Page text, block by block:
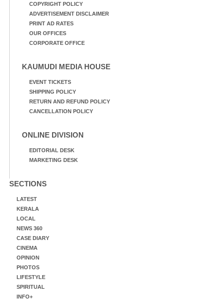
COPYRIGHT POLICY
ADVERTISEMENT DISCLAIMER
PRINT AD RATES
OUR OFFICES
CORPORATE OFFICE
KAUMUDI MEDIA HOUSE
EVENT TICKETS
SHIPPING POLICY
RETURN AND REFUND POLICY
CANCELLATION POLICY
ONLINE DIVISION
EDITORIAL DESK
MARKETING DESK
SECTIONS
LATEST
KERALA
LOCAL
NEWS 360
CASE DIARY
CINEMA
OPINION
PHOTOS
LIFESTYLE
SPIRITUAL
INFO+